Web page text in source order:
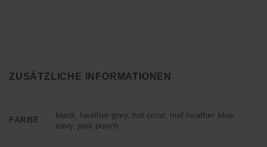
ZUSÄTZLICHE INFORMATIONEN
FARBE
black, heather grey, hot coral, mid heather blue,
navy, pink punch